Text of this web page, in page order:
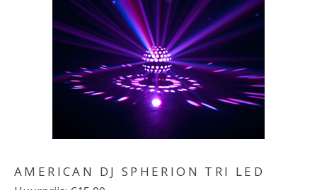
AMERICAN DJ SPHERION TRI LED